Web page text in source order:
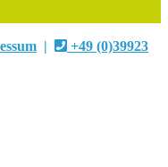
|
+49 (0)39923